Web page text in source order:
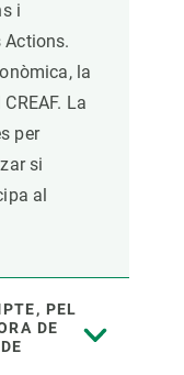
i
Actions.
la
La
per
si
al
PEL
DE